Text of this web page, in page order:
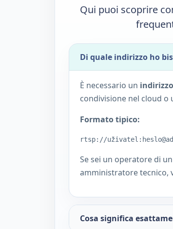
Qui puoi scoprire
Di quale indirizzo ho
È necessario un
condivisione nel cloud
Formato tipico:
rtsp://
Se sei un operatore di
amministratore tecnico,
Cosa significa